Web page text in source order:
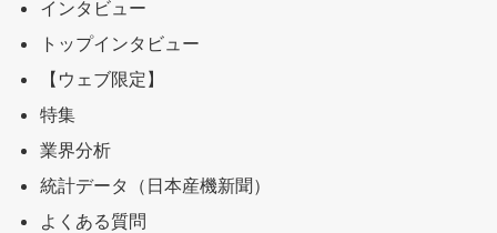
インタビュー
トップインタビュー
【ウェブ限定】
特集
業界分析
統計データ（日本産機新聞）
よくある質問